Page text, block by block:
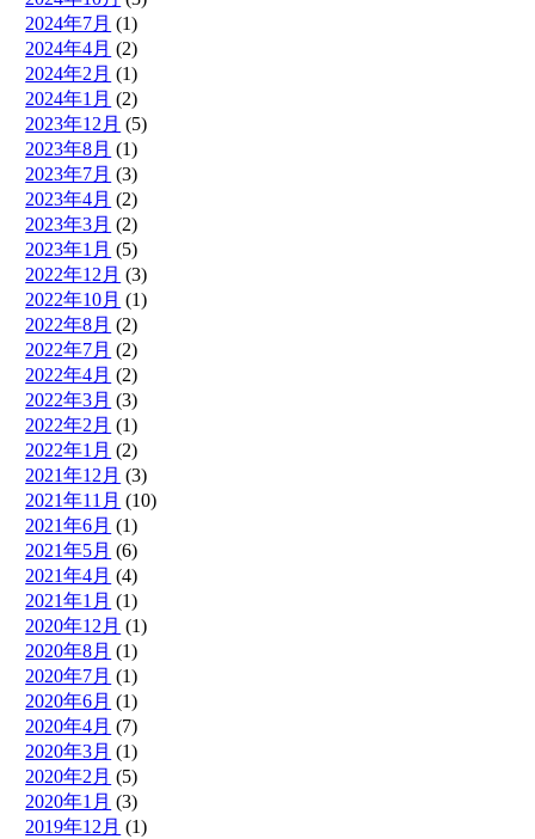
2024年7月 (1)
2024年4月 (2)
2024年2月 (1)
2024年1月 (2)
2023年12月 (5)
2023年8月 (1)
2023年7月 (3)
2023年4月 (2)
2023年3月 (2)
2023年1月 (5)
2022年12月 (3)
2022年10月 (1)
2022年8月 (2)
2022年7月 (2)
2022年4月 (2)
2022年3月 (3)
2022年2月 (1)
2022年1月 (2)
2021年12月 (3)
2021年11月 (10)
2021年6月 (1)
2021年5月 (6)
2021年4月 (4)
2021年1月 (1)
2020年12月 (1)
2020年8月 (1)
2020年7月 (1)
2020年6月 (1)
2020年4月 (7)
2020年3月 (1)
2020年2月 (5)
2020年1月 (3)
2019年12月 (1)